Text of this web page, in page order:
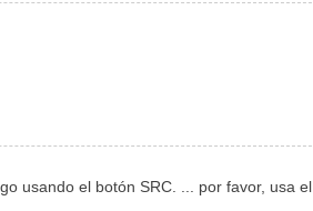
usando el botón SRC. ... por favor, usa el